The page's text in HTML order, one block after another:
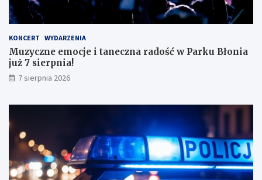
a
ł
m
i
w
y
k
a
m
KONCERT WYDARZENIA
Muzyczne emocje i taneczna radość w Parku Błonia
już 7 sierpnia!
7 sierpnia 2026